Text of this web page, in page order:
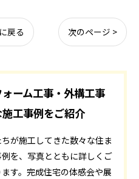
戻る 次のページ >
ーム工事・外構工事
工事例をご紹介
が施工してきた数々な住ま
を、写真とともに詳しくご
す。完成住宅の体感会や展